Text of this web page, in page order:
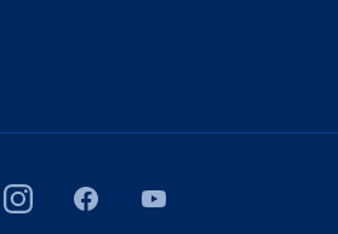
InstagramFacebook